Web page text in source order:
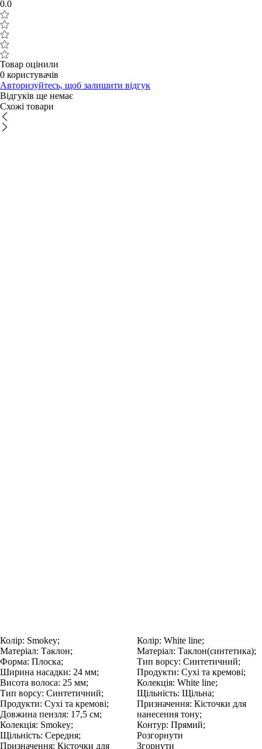
0.0
Товар оцінили
0 користувачів
Авторизуйтесь, щоб залишити відгук
Відгуків ще немає
Схожі товари
Колір: Smokey;
Матеріал: Таклон;
Форма: Плоска;
Ширина насадки: 24 мм;
Висота волоса: 25 мм;
Тип ворсу: Синтетичний;
Продукти: Сухі та кремові;
Довжина пензля: 17,5 см;
Колекція: Smokey;
Щільність: Середня;
Призначення: Кісточки для
Колір: White line;
Матеріал: Таклон(синтетика);
Тип ворсу: Синтетичний;
Продукти: Сухі та кремові;
Колекція: White line;
Щільність: Щільна;
Призначення: Кісточки для
нанесення тону;
Контур: Прямий;
Розгорнути
Згорнути